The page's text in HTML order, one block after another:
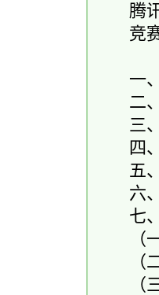
腾讯
竞赛
一、
二、
三、
四、
五、
六、
七、
（一
（二
（三